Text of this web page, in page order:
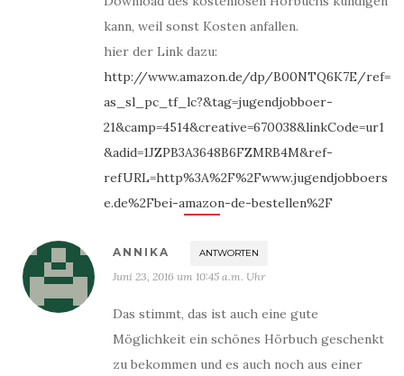
kann, weil sonst Kosten anfallen.
hier der Link dazu:
http://www.amazon.de/dp/B00NTQ6K7E/ref=
as_sl_pc_tf_lc?&tag=jugendjobboer-
21&camp=4514&creative=670038&linkCode=ur1
&adid=1JZPB3A3648B6FZMRB4M&ref-
refURL=http%3A%2F%2Fwww.jugendjobboers
e.de%2Fbei-amazon-de-bestellen%2F
ANNIKA ANTWORTEN
Juni 23, 2016 um 10:45 a.m. Uhr
Das stimmt, das ist auch eine gute
Möglichkeit ein schönes Hörbuch geschenkt
zu bekommen und es auch noch aus einer